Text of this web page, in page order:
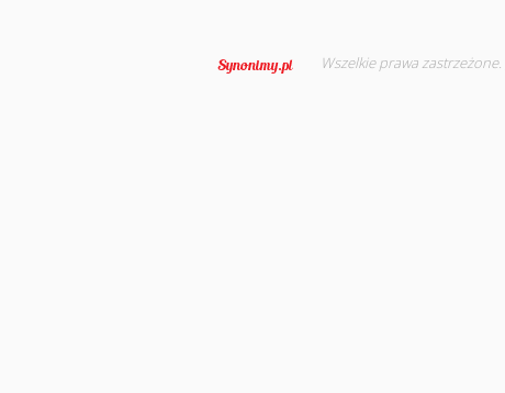
Wszelkie prawa zastrzeżone.